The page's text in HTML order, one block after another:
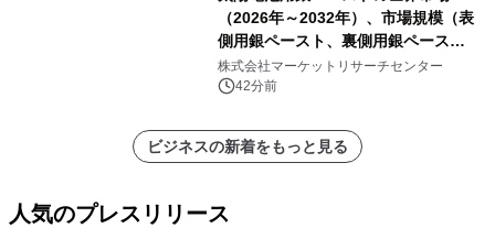
（2026年～2032年）、市場規模（表
側用銀ペースト、裏側用銀ペース
ト）・分析レポートを発表
株式会社マーケットリサーチセンター
42分前
ビジネスの新着をもっと見る
人気のプレスリリース